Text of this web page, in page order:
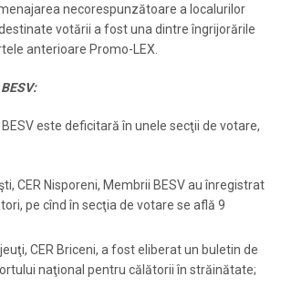
necorespunzătoare a localurilor
votării a fost una dintre îngrijorările
anterioare Promo-LEX.
este deficitară în unele secţii de votare,
CER Nisporeni, Membrii BESV au înregistrat
pe cînd în secţia de votare se află 9
CER Briceni, a fost eliberat un buletin de
naţional pentru călătorii în străinătate;